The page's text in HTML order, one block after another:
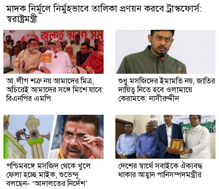
মাদক নির্মূলে নির্মুহভাবে তালিকা প্রণয়ন করবে ট্রাস্কফোর্স:
স্বরাষ্ট্রমন্ত্রী
আ.লীগ শত্রু নয় আমাদের মিত্র,
অচিরেই আমাদের সঙ্গে মিশে যাবে:
বিএনপির এমপি
শুধু মসজিদের ইমামতি নয়, জাতির
দায়িত্ব নিতে হবে ওলামায়ে
কেরামকে: নাসীরুদ্দীন
পশ্চিমবঙ্গে মসজিদ থেকে খুলে
ফেলা হচ্ছে মাইক, শুভেন্দু
বলছেন- ‘আদালতের নির্দেশ’
দেশের স্বার্থে সবাইকে ঐক্যবদ্ধ
থাকার আহ্বান পানিসম্পদমন্ত্রীর